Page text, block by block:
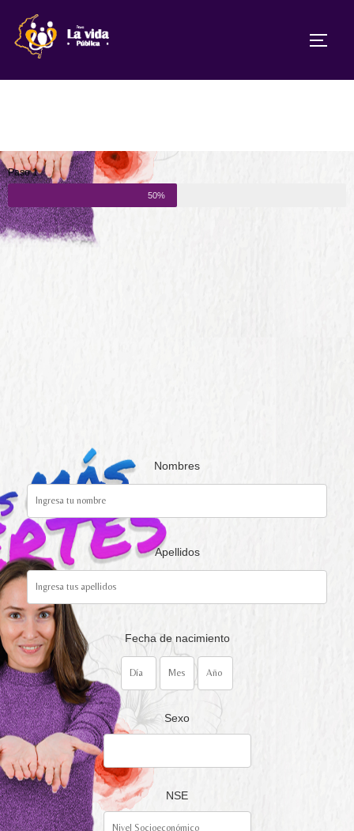
Paso 1
50%
Nombres
Apellidos
Fecha de nacimiento
Sexo
NSE